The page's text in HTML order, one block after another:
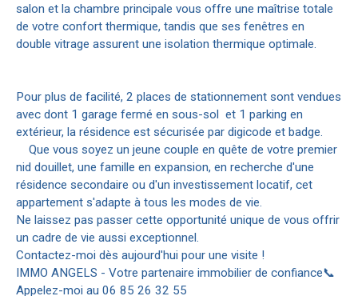
salon et la chambre principale vous offre une maîtrise totale
de votre confort thermique, tandis que ses fenêtres en
double vitrage assurent une isolation thermique optimale.
Pour plus de facilité, 2 places de stationnement sont vendues
avec dont 1 garage fermé en sous-sol et 1 parking en
extérieur, la résidence est sécurisée par digicode et badge.
Que vous soyez un jeune couple en quête de votre premier
nid douillet, une famille en expansion, en recherche d'une
résidence secondaire ou d'un investissement locatif, cet
appartement s'adapte à tous les modes de vie.
Ne laissez pas passer cette opportunité unique de vous offrir
un cadre de vie aussi exceptionnel.
Contactez-moi dès aujourd'hui pour une visite !
IMMO ANGELS - Votre partenaire immobilier de confiance📞
Appelez-moi au 06 85 26 32 55